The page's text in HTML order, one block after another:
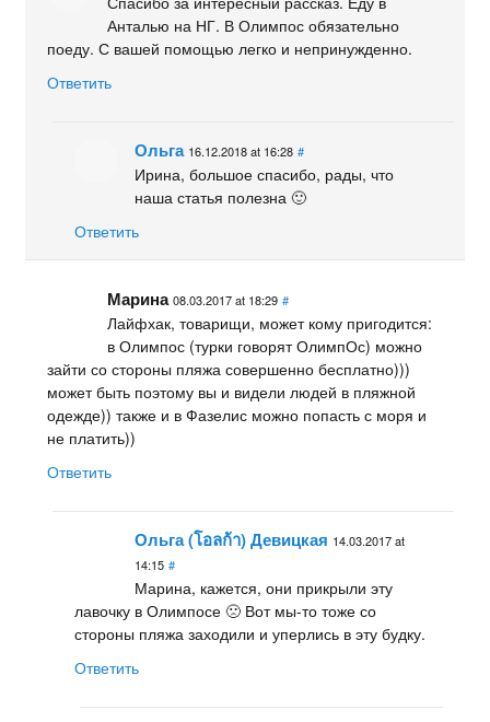
Анталью на НГ. В Олимпос обязательно
поеду. С вашей помощью легко и непринужденно.
Ответить
Ольга 16.12.2018 at 16:28 #
Ирина, большое спасибо, рады, что
наша статья полезна 🙂
Ответить
Марина 08.03.2017 at 18:29 #
Лайфхак, товарищи, может кому пригодится:
в Олимпос (турки говорят ОлимпОс) можно
зайти со стороны пляжа совершенно бесплатно)))
может быть поэтому вы и видели людей в пляжной
одежде)) также и в Фазелис можно попасть с моря и
не платить))
Ответить
Ольга (โอลก้า) Девицкая 14.03.2017 at
14:15 #
Марина, кажется, они прикрыли эту
лавочку в Олимпосе 🙁 Вот мы-то тоже со
стороны пляжа заходили и уперлись в эту будку.
Ответить